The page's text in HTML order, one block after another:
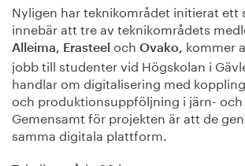
Nyligen har teknikområdet initierat ett
innebär att tre av teknikområdets
Alleima, Erasteel och Ovako, kommer
jobb till studenter vid Högskolan i
handlar om digitalisering med
och produktionsuppföljning i järn-
Gemensamt för projekten är att de
samma digitala plattform.